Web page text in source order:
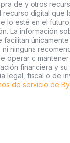
de y otros
digital que
lo esté en el
La información
ninguna
operar o
financiera y
legal, fiscal o de
de servicio de